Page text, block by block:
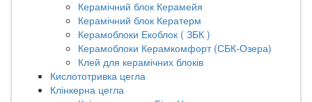
Керамічний блок Керамейя
Керамічний блок Кератерм
Керамоблоки Екоблок ( ЗБК )
Керамоблоки Керамкомфорт (СБК-Озера)
Клей для керамічних блоків
Кислототривка цегла
Клінкерна цегла